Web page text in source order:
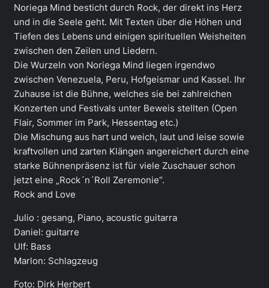
Noriega Mind besticht durch Rock, der direkt ins Herz
und in die Seele geht. Mit Texten über die Höhen und
Tiefen des Lebens und einigen spirituellen Weisheiten
zwischen den Zeilen und Liedern.
Die Wurzeln von Noriega Mind liegen irgendwo
zwischen Venezuela, Peru, Hofgeismar und Kassel. Ihr
Zuhause ist die Bühne, welches sie bei zahlreichen
Konzerten und Festivals unter Beweis stellten (Open
Flair, Sommer im Park, Hessentag etc.)
Die Mischung aus hart und weich, laut und leise sowie
kraftvollen und zarten Klängen angereichert durch eine
starke Bühnenpräsenz ist für viele Zuschauer schon
jetzt eine „Rock´n´Roll Zeremonie“.
Rock and Love
Julio : gesang, Piano, acoustic guitarra
Daniel: guitarre
Ulf: Bass
Marlon: Schlagzeug
Foto: Dirk Herbert